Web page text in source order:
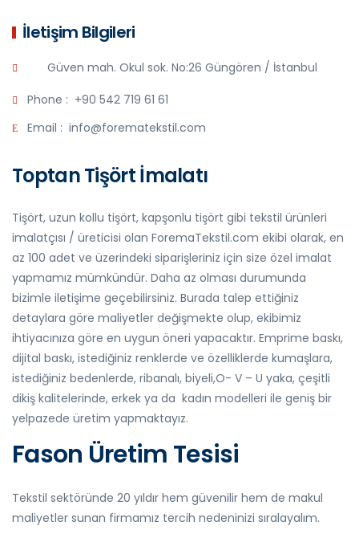
İletişim Bilgileri
Güven mah. Okul sok. No:26 Güngören / İstanbul
Phone : +90 542 719 61 61
Email : info@forematekstil.com
Toptan Tişört İmalatı
Tişört, uzun kollu tişört, kapşonlu tişört gibi tekstil ürünleri
imalatçısı / üreticisi olan ForemaTekstil.com ekibi olarak, en
az 100 adet ve üzerindeki siparişleriniz için size özel imalat
yapmamız mümkündür. Daha az olması durumunda
bizimle iletişime geçebilirsiniz. Burada talep ettiğiniz
detaylara göre maliyetler değişmekte olup, ekibimiz
ihtiyacınıza göre en uygun öneri yapacaktır. Emprime baskı,
dijital baskı, istediğiniz renklerde ve özelliklerde kumaşlara,
istediğiniz bedenlerde, ribanalı, biyeli,O- V – U yaka, çeşitli
dikiş kalitelerinde, erkek ya da kadın modelleri ile geniş bir
yelpazede üretim yapmaktayız.
Fason Üretim Tesisi
Tekstil sektöründe 20 yıldır hem güvenilir hem de makul
maliyetler sunan firmamız tercih nedeninizi sıralayalım.